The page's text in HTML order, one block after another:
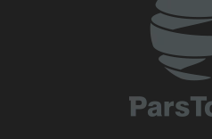
Se non avessimo sacrificato i
sarebbe stato pieno di guerre!
nell'anniversario del massacro